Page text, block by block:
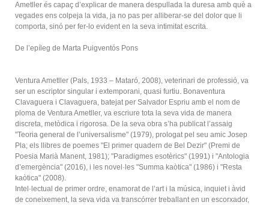
Ametller és capaç d’explicar de manera despullada la duresa amb què a
vegades ens colpeja la vida, ja no pas per alliberar-se del dolor que li
comporta, sinó per fer-lo evident en la seva intimitat escrita.
De l’epíleg de Marta Puigventós Pons
Ventura Ametller (Pals, 1933 – Mataró, 2008), veterinari de professió, va
ser un escriptor singular i extemporani, quasi furtiu. Bonaventura
Clavaguera i Clavaguera, batejat per Salvador Espriu amb el nom de
ploma de Ventura Ametller, va escriure tota la seva vida de manera
discreta, metòdica i rigorosa. De la seva obra s’ha publicat l’assaig
"Teoria general de l’universalisme" (1979), prologat pel seu amic Josep
Pla; els llibres de poemes "El primer quadern de Bel Dezir" (Premi de
Poesia Marià Manent, 1981); "Paradigmes esotèrics" (1991) i "Antologia
d’emergència" (2016), i les novel·les "Summa kaòtica" (1986) i "Resta
kaòtica" (2008).
Intel·lectual de primer ordre, enamorat de l’art i la música, inquiet i àvid
de coneixement, la seva vida va transcórrer treballant en un escorxador,